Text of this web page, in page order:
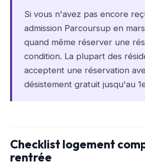
Si vous n'avez pas encore
admission Parcoursup en
quand même réserver une
condition. La plupart des
acceptent une réservation
désistement gratuit jusqu'au
Checklist logement
rentrée